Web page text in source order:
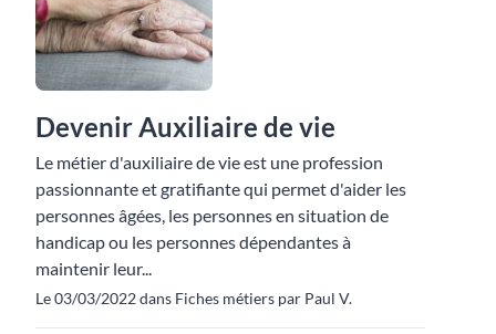
Devenir Auxiliaire de vie
Le métier d'auxiliaire de vie est une profession
passionnante et gratifiante qui permet d'aider les
personnes âgées, les personnes en situation de
handicap ou les personnes dépendantes à
maintenir leur...
Le 03/03/2022 dans Fiches métiers par Paul V.